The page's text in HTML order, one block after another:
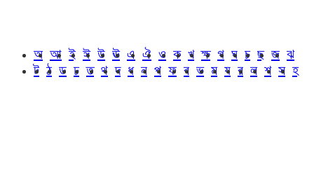
অ আ ই ঈ উ ঊ এ ঐ ও ক খ ক্ষ গ ঘ চ ছ জ ঝ
ট ঠ ড ঢ ত থ দ ধ ন প ফ ব ভ ম য র ল শ স হ